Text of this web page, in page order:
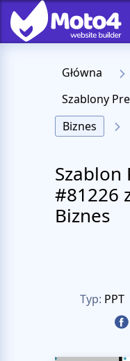
Główna
Biznes
Szablon
#81226
Biznes
Typ: PPT